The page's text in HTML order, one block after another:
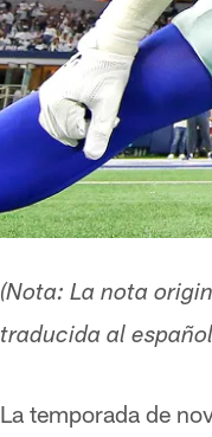
(Nota: La nota
traducida al
La temporada de